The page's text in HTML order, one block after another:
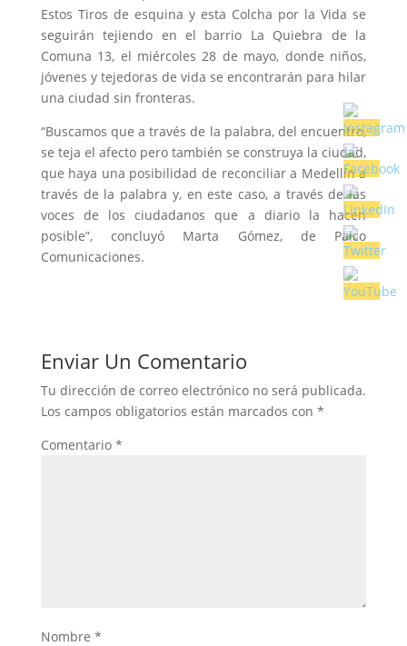
Estos Tiros de esquina y esta Colcha por la Vida se
seguirán tejiendo en el barrio La Quiebra de la
Comuna 13, el miércoles 28 de mayo, donde niños,
jóvenes y tejedoras de vida se encontrarán para hilar
una ciudad sin fronteras.
“Buscamos que a través de la palabra, del encuentro,
se teja el afecto pero también se construya la ciudad,
que haya una posibilidad de reconciliar a Medellín a
través de la palabra y, en este caso, a través de las
voces de los ciudadanos que a diario la hacen
posible”, concluyó Marta Gómez, de Palco
Comunicaciones.
Enviar Un Comentario
Tu dirección de correo electrónico no será publicada.
Los campos obligatorios están marcados con *
Comentario *
Nombre *